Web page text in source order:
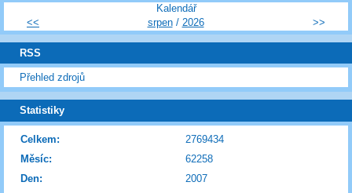
Kalendář
<<
srpen/ 2026 >>
RSS
Přehled zdrojů
Statistiky
Celkem:
2769434
Měsíc:
62258
Den:
2007